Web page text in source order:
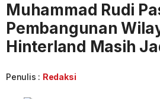
Muhammad Rudi
Pembangunan
Hinterland Masih
Penulis : Redaksi